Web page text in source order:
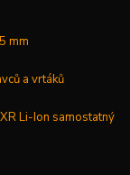
mm
a vrtáků
Li-Ion samostatný